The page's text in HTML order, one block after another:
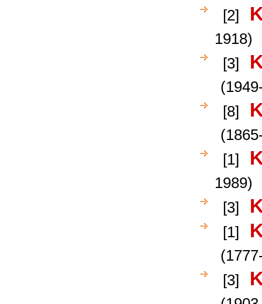
[2]
1918)
[3]
[8]
[1]
1989)
[3]
[1]
[3]